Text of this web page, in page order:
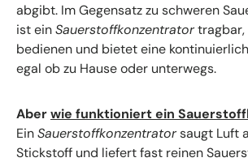
abgibt. Im Gegensatz zu schweren
ist einSauerstoffkonzentratortragbar,
bedienen und bietet eine
egal ob zu Hause oder unterwegs.
Aberwie funktioniert ein
EinSauerstoffkonzentratorsaugt Luft
Stickstoff und liefert fast reinen